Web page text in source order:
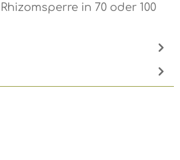
in 70 oder 100